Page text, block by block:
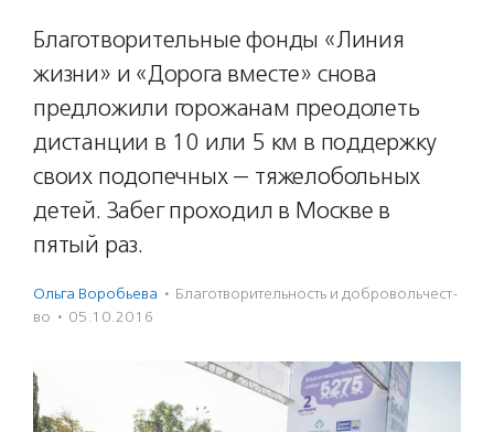
Благотворительные фонды «Линия
жизни» и «Дорога вместе» снова
предложили горожанам преодолеть
дистанции в 10 или 5 км в поддержку
своих подопечных — тяжелобольных
детей. Забег проходил в Москве в
пятый раз.
Ольга Воробьева · Благотвори­тель­ность и доброволь­чест­
во · 05.10.2016